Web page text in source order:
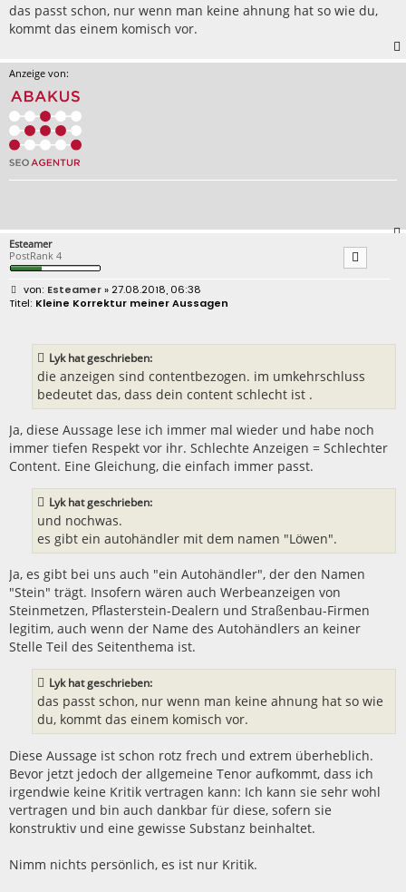
das passt schon, nur wenn man keine ahnung hat so wie du,
kommt das einem komisch vor.
Anzeige von:
Esteamer
PostRank 4
B
e
Esteamer» 27.08.2018, 06:38
Kleine Korrektur meiner Aussagen
Lyk hat geschrieben:
die anzeigen sind contentbezogen. im umkehrschluss
bedeutet das, dass dein content schlecht ist .
Ja, diese Aussage lese ich immer mal wieder und habe noch
immer tiefen Respekt vor ihr. Schlechte Anzeigen = Schlechter
Content. Eine Gleichung, die einfach immer passt.
Lyk hat geschrieben:
und nochwas.
es gibt ein autohändler mit dem namen "Löwen".
Ja, es gibt bei uns auch "ein Autohändler", der den Namen
"Stein" trägt. Insofern wären auch Werbeanzeigen von
Steinmetzen, Pflasterstein-Dealern und Straßenbau-Firmen
legitim, auch wenn der Name des Autohändlers an keiner
Stelle Teil des Seitenthema ist.
Lyk hat geschrieben:
das passt schon, nur wenn man keine ahnung hat so wie
du, kommt das einem komisch vor.
Diese Aussage ist schon rotz frech und extrem überheblich.
Bevor jetzt jedoch der allgemeine Tenor aufkommt, dass ich
irgendwie keine Kritik vertragen kann: Ich kann sie sehr wohl
vertragen und bin auch dankbar für diese, sofern sie
konstruktiv und eine gewisse Substanz beinhaltet.
Nimm nichts persönlich, es ist nur Kritik.